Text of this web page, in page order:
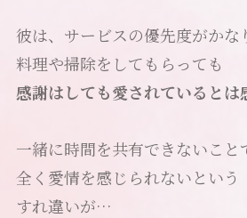
彼は、サービスの優先度がかな
料理や掃除をしてもらっても
感謝はしても愛されているとは
一緒に時間を共有できないこと
全く愛情を感じられないという
すれ違いが…